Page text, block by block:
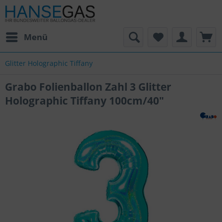
Menü
Glitter Holographic Tiffany
Grabo Folienballon Zahl 3 Glitter
Holographic Tiffany 100cm/40"